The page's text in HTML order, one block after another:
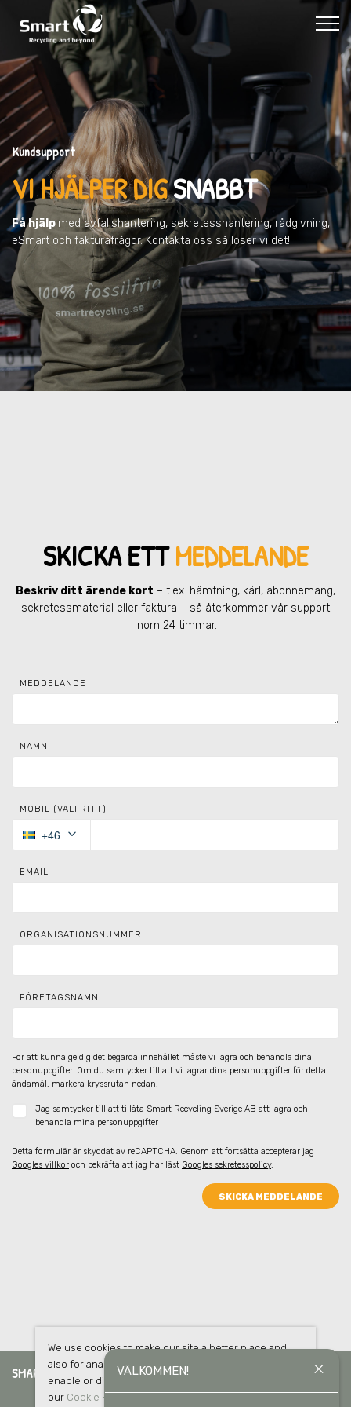
VÄLKOMMEN! close
Kundsupport
VI HJÄLPER DIGSNABBT
Få hjälp med avfallshantering, sekretesshantering, rådgivning,
eSmart och fakturafrågor. Kontakta oss så löser vi det!
SKICKA ETTMEDDELANDE
Beskriv ditt ärende kort – t.ex. hämtning, kärl, abonnemang,
sekretessmaterial eller faktura – så återkommer vår support
inom 24 timmar.
MEDDELANDE
NAMN
MOBIL (VALFRITT)
+46 keyboard_arrow_down
EMAIL
ORGANISATIONSNUMMER
FÖRETAGSNAMN
För att kunna ge dig det begärda innehållet måste vi lagra och behandla dina
personuppgifter. Om du samtycker till att vi lagrar dina personuppgifter för detta
ändamål, markera kryssrutan nedan.
Jag samtycker till att tillåta Smart Recycling Sverige AB att lagra och
behandla mina personuppgifter
Detta formulär är skyddat av reCAPTCHA. Genom att fortsätta accepterar jag
Googles villkor och bekräfta att jag har läst Googles sekretesspolicy.
SKICKA MEDDELANDE
SMART RECYCLING SVERIGE AB
We use cookies to make our site a better place and
also for analytics and advertising purposes. You can
enable or disable optional cookies as desired. See
our Cookie Policyfor more details.